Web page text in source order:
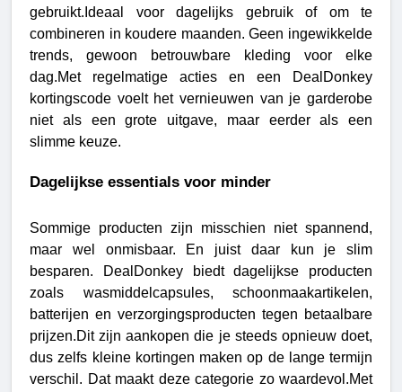
gebruikt.Ideaal voor dagelijks gebruik of om te
combineren in koudere maanden. Geen ingewikkelde
trends, gewoon betrouwbare kleding voor elke
dag.Met regelmatige acties en een DealDonkey
kortingscode voelt het vernieuwen van je garderobe
niet als een grote uitgave, maar eerder als een
slimme keuze.
Dagelijkse essentials voor minder
Sommige producten zijn misschien niet spannend,
maar wel onmisbaar. En juist daar kun je slim
besparen. DealDonkey biedt dagelijkse producten
zoals wasmiddelcapsules, schoonmaakartikelen,
batterijen en verzorgingsproducten tegen betaalbare
prijzen.Dit zijn aankopen die je steeds opnieuw doet,
dus zelfs kleine kortingen maken op de lange termijn
verschil. Dat maakt deze categorie zo waardevol.Met